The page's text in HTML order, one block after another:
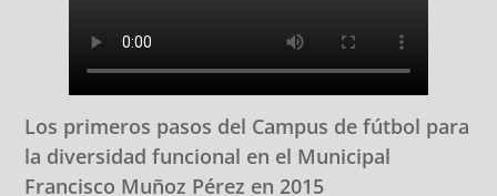
Los primeros pasos del Campus de fútbol para
la diversidad funcional en el Municipal
Francisco Muñoz Pérez en 2015